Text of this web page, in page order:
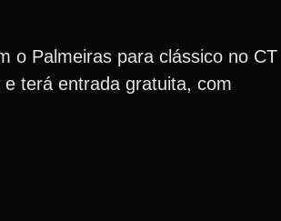
o Palmeiras para clássico no CT
terá entrada gratuita, com